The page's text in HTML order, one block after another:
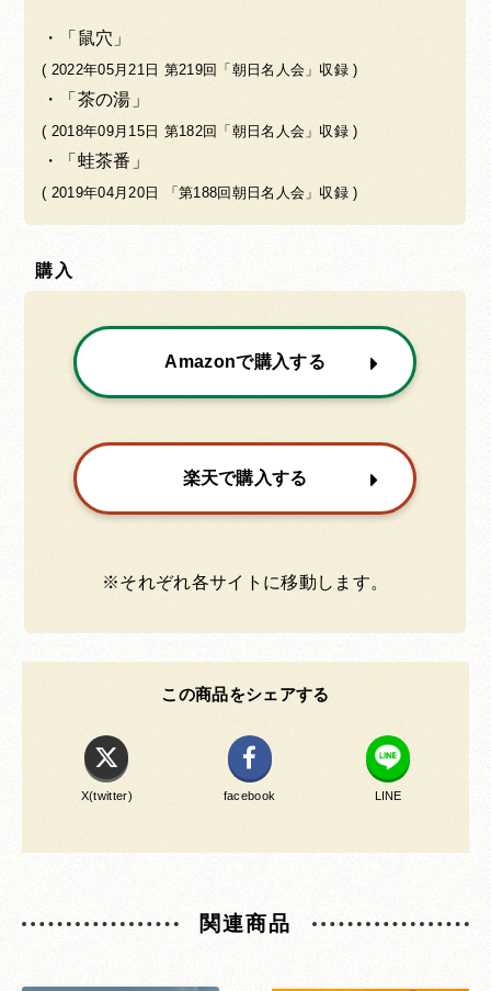
「鼠穴」
( 2022年05月21日 第219回「朝日名人会」収録 )
「茶の湯」
( 2018年09月15日 第182回「朝日名人会」収録 )
「蛙茶番」
( 2019年04月20日 「第188回朝日名人会」収録 )
購入
Amazonで購入する
楽天で購入する
※それぞれ各サイトに移動します。
この商品をシェアする
X(twitter) facebook LINE
関連商品